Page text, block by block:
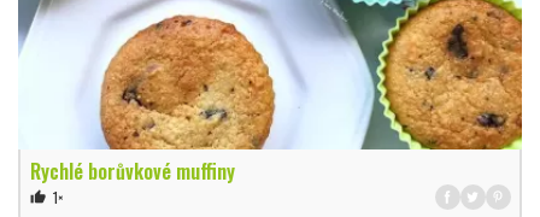
Rychlé borůvkové muffiny
thumb_up 1×